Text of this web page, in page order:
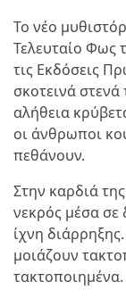
Το νέο
Τελευταίο Φως
τις Εκδόσεις
σκοτεινά
αλήθεια
οι άνθρωποι
πεθάνουν.
Στην καρδιά
νεκρός μέσα σε
ίχνη
μοιάζουν
τακτοποιημένα.